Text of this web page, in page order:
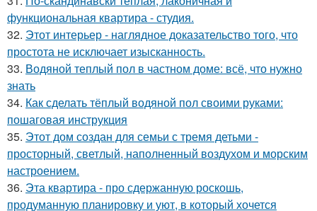
функциональная квартира - студия.
32. Этот интерьер - наглядное доказательство того, что
простота не исключает изысканность.
33. Водяной теплый пол в частном доме: всё, что нужно
знать
34. Как сделать тёплый водяной пол своими руками:
пошаговая инструкция
35. Этот дом создан для семьи с тремя детьми -
просторный, светлый, наполненный воздухом и морским
настроением.
36. Эта квартира - про сдержанную роскошь,
продуманную планировку и уют, в который хочется